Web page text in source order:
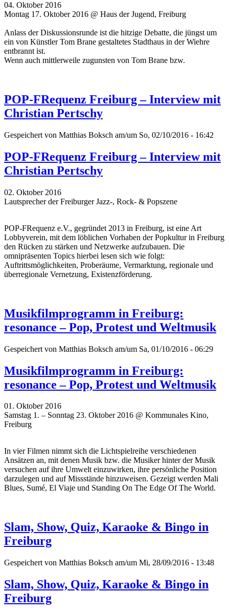
04. Oktober 2016
Montag 17. Oktober 2016 @ Haus der Jugend, Freiburg
Anlass der Diskussionsrunde ist die hitzige Debatte, die jüngst um
ein von Künstler Tom Brane gestaltetes Stadthaus in der Wiehre
entbrannt ist.
Wenn auch mittlerweile zugunsten von Tom Brane bzw.
POP-FRequenz Freiburg – Interview mit
Christian Pertschy
Gespeichert von Matthias Boksch am/um So, 02/10/2016 - 16:42
POP-FRequenz Freiburg – Interview mit
Christian Pertschy
02. Oktober 2016
Lautsprecher der Freiburger Jazz-, Rock- & Popszene
POP-FRequenz e.V., gegründet 2013 in Freiburg, ist eine Art
Lobbyverein, mit dem löblichen Vorhaben der Popkultur in Freiburg
den Rücken zu stärken und Netzwerke aufzubauen. Die
omnipräsenten Topics hierbei lesen sich wie folgt:
Auftrittsmöglichkeiten, Proberäume, Vermarktung, regionale und
überregionale Vernetzung, Existenzförderung.
Musikfilmprogramm in Freiburg:
resonance – Pop, Protest und Weltmusik
Gespeichert von Matthias Boksch am/um Sa, 01/10/2016 - 06:29
Musikfilmprogramm in Freiburg:
resonance – Pop, Protest und Weltmusik
01. Oktober 2016
Samstag 1. – Sonntag 23. Oktober 2016 @ Kommunales Kino,
Freiburg
In vier Filmen nimmt sich die Lichtspielreihe verschiedenen
Ansätzen an, mit denen Musik bzw. die Musiker hinter der Musik
versuchen auf ihre Umwelt einzuwirken, ihre persönliche Position
darzulegen und auf Missstände hinzuweisen. Gezeigt werden Mali
Blues, Sumé, El Viaje und Standing On The Edge Of The World.
Slam, Show, Quiz, Karaoke & Bingo in
Freiburg
Gespeichert von Matthias Boksch am/um Mi, 28/09/2016 - 13:48
Slam, Show, Quiz, Karaoke & Bingo in
Freiburg